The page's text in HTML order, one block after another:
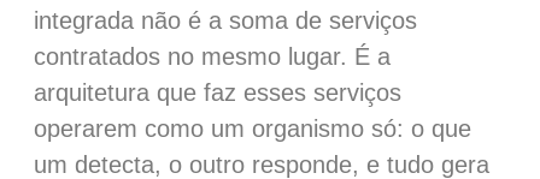
integrada não é a soma de serviços
contratados no mesmo lugar. É a
arquitetura que faz esses serviços
operarem como um organismo só: o que
um detecta, o outro responde, e tudo gera